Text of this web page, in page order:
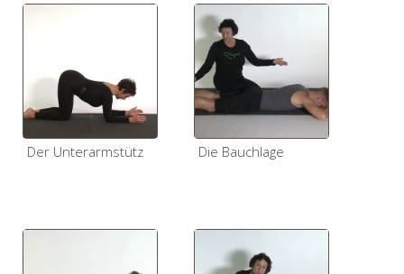
Der Unterarmstütz Die Bauchlage